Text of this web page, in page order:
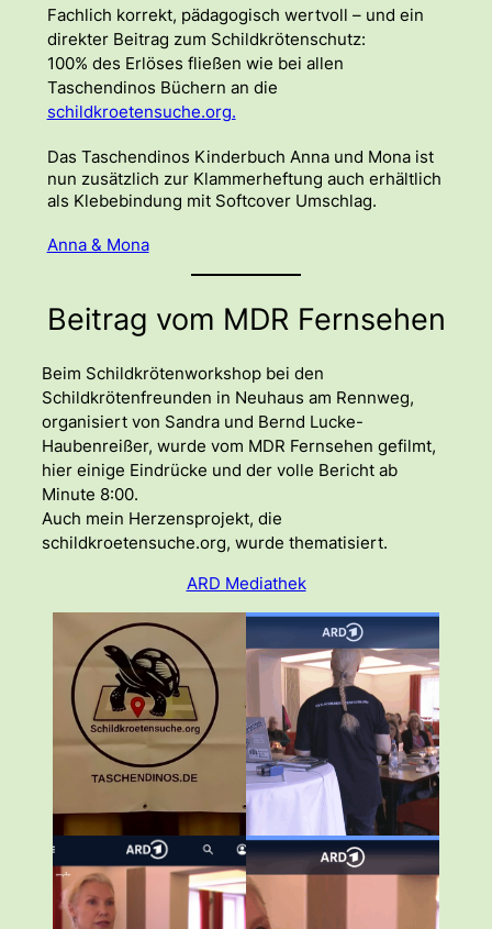
Fachlich korrekt, pädagogisch wertvoll – und ein
direkter Beitrag zum Schildkrötenschutz:
100% des Erlöses fließen wie bei allen
Taschendinos Büchern an die
schildkroetensuche.org.
Das Taschendinos Kinderbuch Anna und Mona ist
nun zusätzlich zur Klammerheftung auch erhältlich
als Klebebindung mit Softcover Umschlag.
Anna & Mona
Beitrag vom MDR Fernsehen
Beim Schildkrötenworkshop bei den
Schildkrötenfreunden in Neuhaus am Rennweg,
organisiert von Sandra und Bernd Lucke-
Haubenreißer, wurde vom MDR Fernsehen gefilmt,
hier einige Eindrücke und der volle Bericht ab
Minute 8:00.
Auch mein Herzensprojekt, die
schildkroetensuche.org, wurde thematisiert.
ARD Mediathek